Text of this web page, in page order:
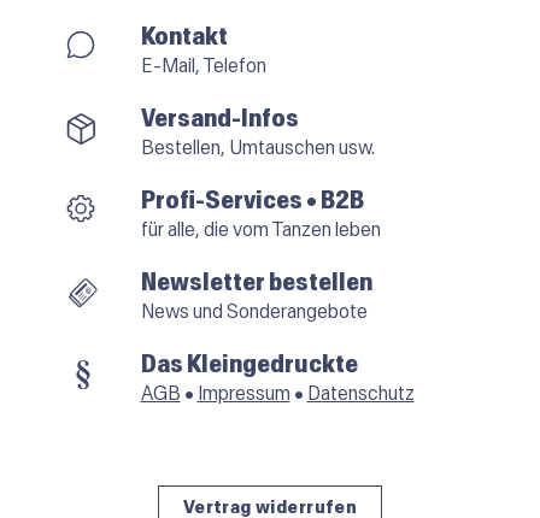
Kontakt
E-Mail, Telefon
Versand-Infos
Bestellen, Umtauschen usw.
Profi-Services • B2B
für alle, die vom Tanzen leben
Newsletter bestellen
News und Sonderangebote
Das Kleingedruckte
AGB • Impressum • Datenschutz
Vertrag widerrufen